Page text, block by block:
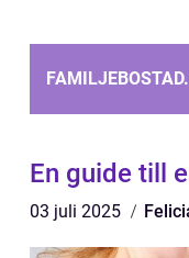
FAMILJEBOSTAD.
En guide till
03 juli 2025